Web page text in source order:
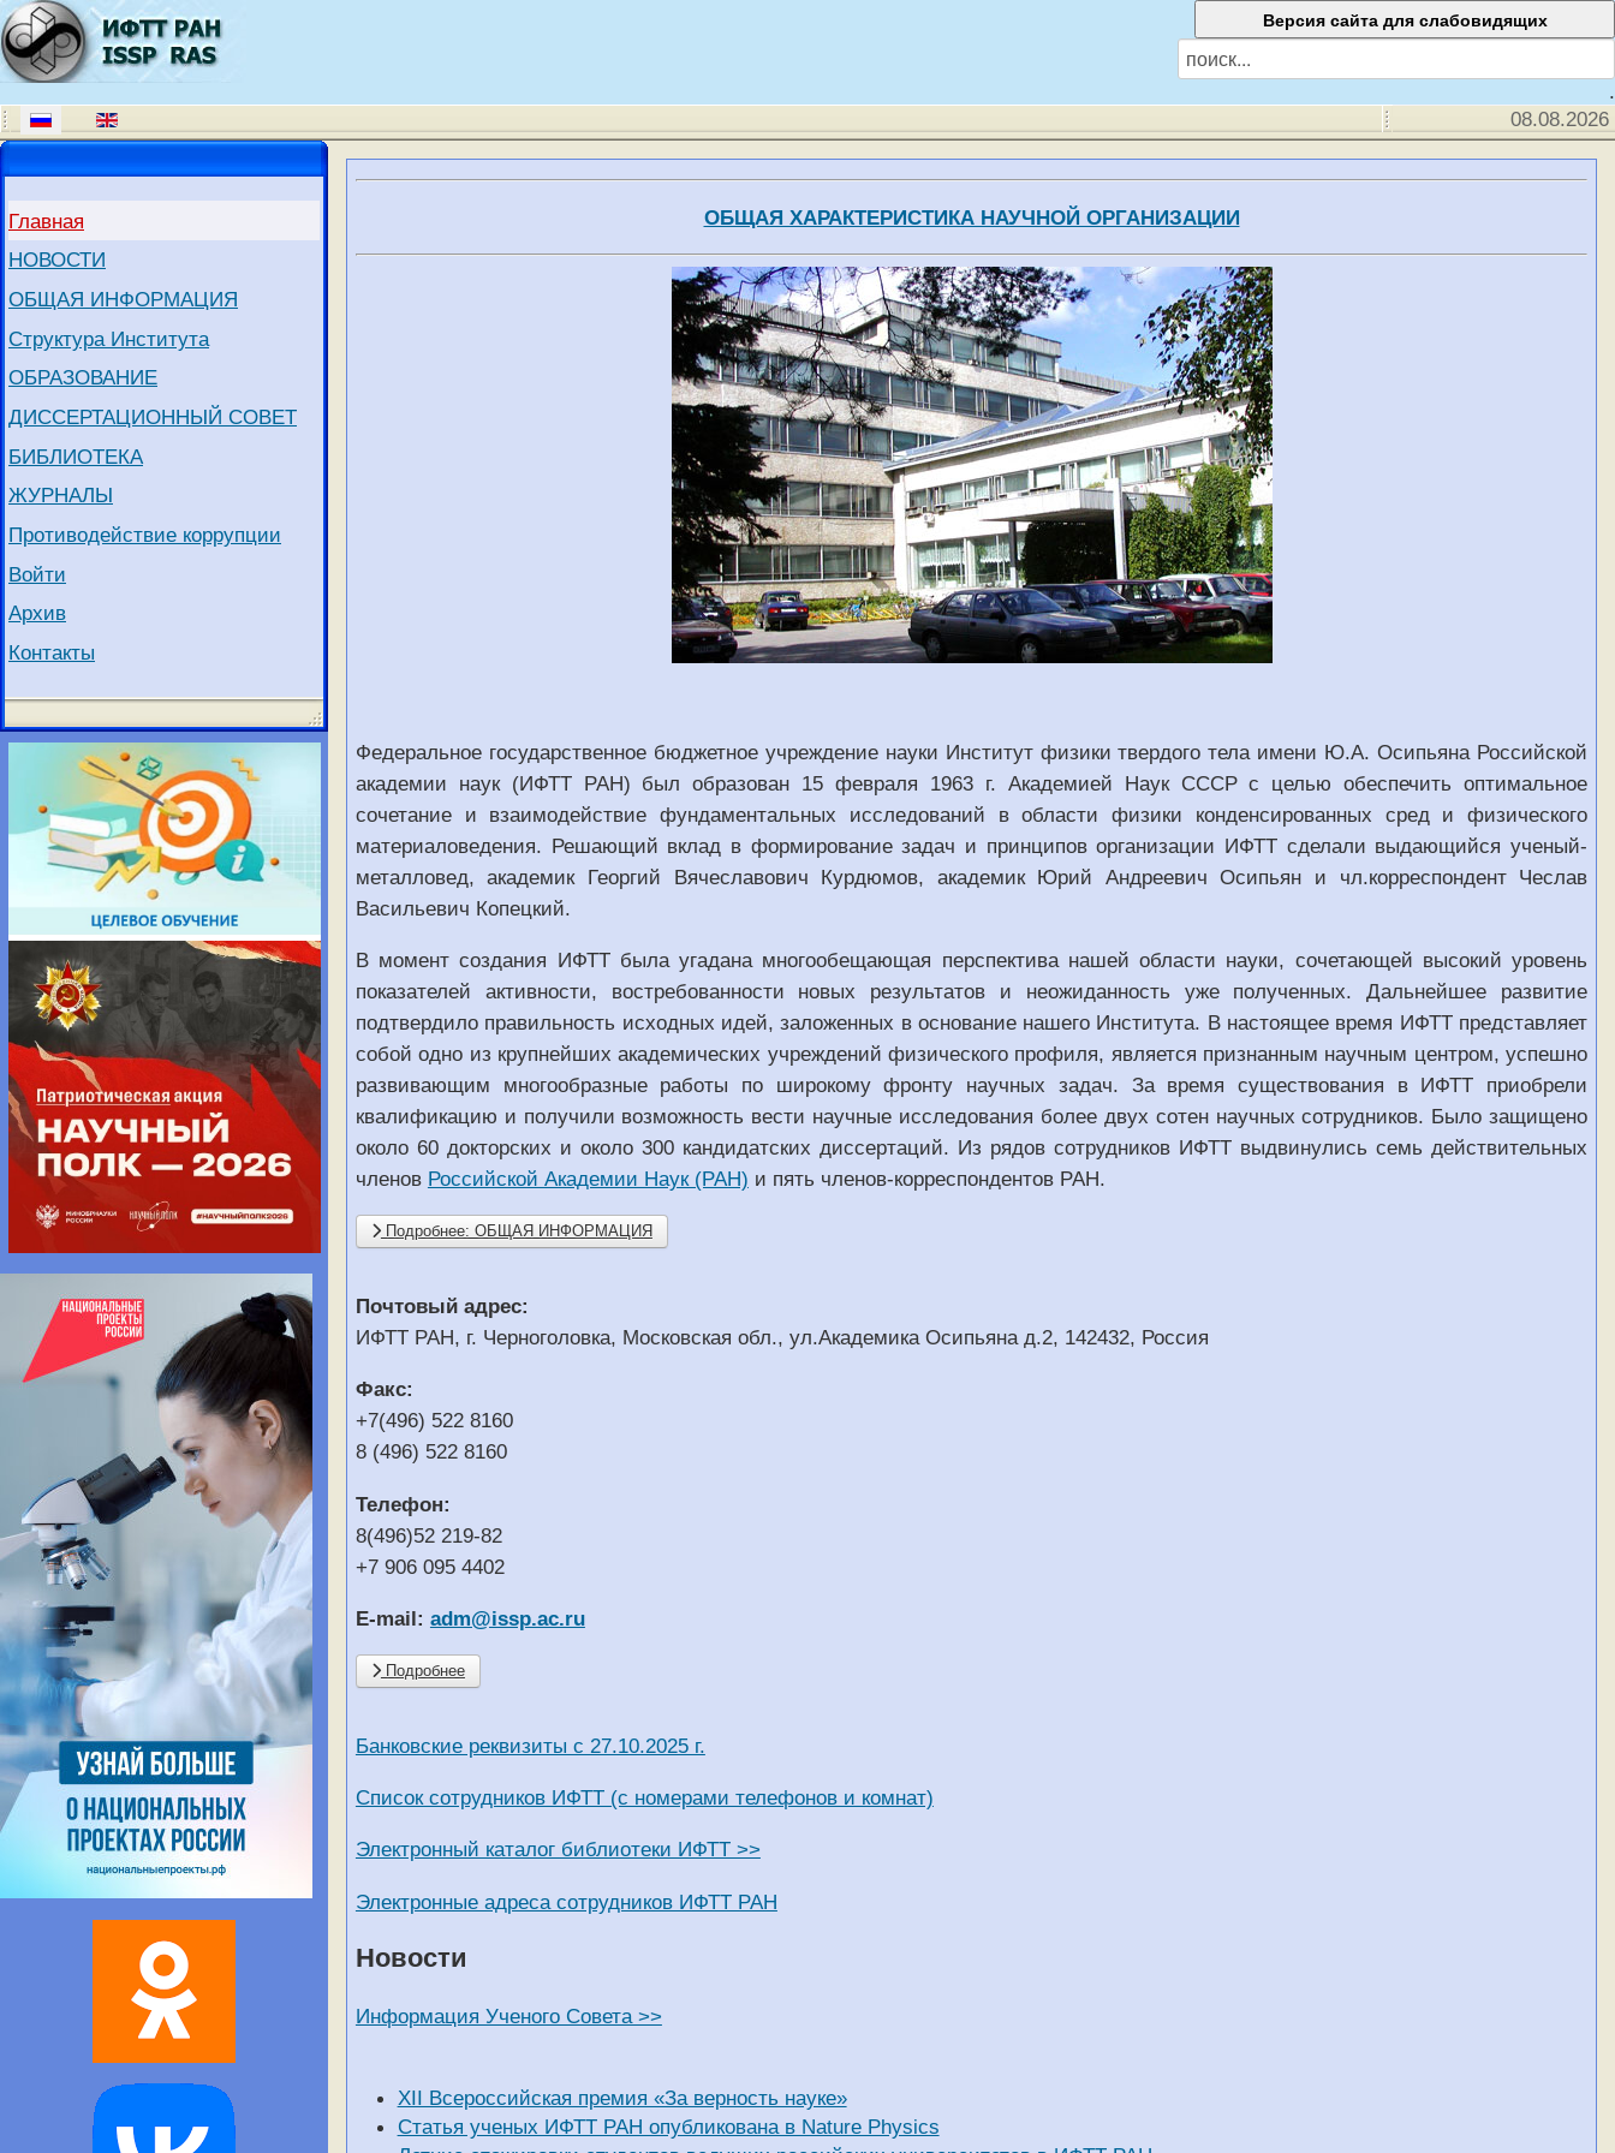
.
08.08.2026
Главная
НОВОСТИ
ОБЩАЯ ИНФОРМАЦИЯ
Структура Института
ОБРАЗОВАНИЕ
ДИССЕРТАЦИОННЫЙ СОВЕТ
БИБЛИОТЕКА
ЖУРНАЛЫ
Противодействие коррупции
Войти
Архив
Контакты
ОБЩАЯ ХАРАКТЕРИСТИКА НАУЧНОЙ ОРГАНИЗАЦИИ
Федеральное государственное бюджетное учреждение науки Институт физики твердого тела имени Ю.А. Осипьяна Российской
академии наук (ИФТТ РАН) был образован 15 февраля 1963 г. Академией Наук СССР с целью обеспечить оптимальное
сочетание и взаимодействие фундаментальных исследований в области физики конденсированных сред и физического
материаловедения. Решающий вклад в формирование задач и принципов организации ИФТТ сделали выдающийся ученый-
металловед, академик Георгий Вячеславович Курдюмов, академик Юрий Андреевич Осипьян и чл.корреспондент Чеслав
Васильевич Копецкий.
В момент создания ИФТТ была угадана многообещающая перспектива нашей области науки, сочетающей высокий уровень
показателей активности, востребованности новых результатов и неожиданность уже полученных. Дальнейшее развитие
подтвердило правильность исходных идей, заложенных в основание нашего Института. В настоящее время ИФТТ представляет
собой одно из крупнейших академических учреждений физического профиля, является признанным научным центром, успешно
развивающим многообразные работы по широкому фронту научных задач. За время существования в ИФТТ приобрели
квалификацию и получили возможность вести научные исследования более двух сотен научных сотрудников. Было защищено
около 60 докторских и около 300 кандидатских диссертаций. Из рядов сотрудников ИФТТ выдвинулись семь действительных
членов Российской Академии Наук (РАН) и пять членов-корреспондентов РАН.
Подробнее: ОБЩАЯ ИНФОРМАЦИЯ
Почтовый адрес:
ИФТТ РАН, г. Черноголовка, Московская обл., ул.Академика Осипьяна д.2, 142432, Россия
Факс:
+7(496) 522 8160
8 (496) 522 8160
Телефон:
8(496)52 219-82
+7 906 095 4402
E-mail: adm@issp.ac.ru
Подробнее
Банковские реквизиты с 27.10.2025 г.
Список сотрудников ИФТТ (с номерами телефонов и комнат)
Электронный каталог библиотеки ИФТТ >>
Электронные адреса сотрудников ИФТТ РАН
Новости
Информация Ученого Совета >>
XII Всероссийская премия «За верность науке»
Статья ученых ИФТТ РАН опубликована в Nature Physics